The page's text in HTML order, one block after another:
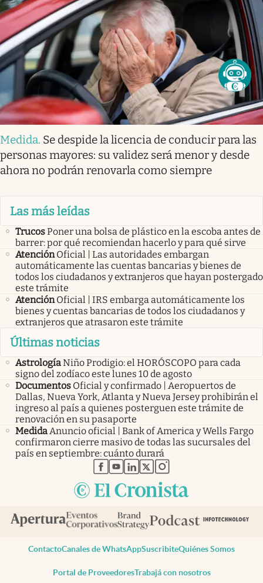
Medida. Se despide la licencia de conducir para las
personas mayores: su validez será menor y desde
ahora no podrán renovarla como siempre
Las más leídas
TrucosPoner una bolsa de plástico en la escoba antes de
barrer: por qué recomiendan hacerlo y para qué sirve
Atención Oficial | Las autoridades embargan
automáticamente las cuentas bancarias y bienes de
todos los ciudadanos y extranjeros que hayan postergado
este trámite
Atención Oficial | IRS embarga automáticamente los
bienes y cuentas bancarias de todos los ciudadanos y
extranjeros que atrasaron este trámite
Últimas noticias
AstrologíaNiño Prodigio: el HORÓSCOPO para cada
signo del zodíaco este lunes 10 de agosto
Documentos Oficial y confirmado | Aeropuertos de
Dallas, Nueva York, Atlanta y Nueva Jersey prohibirán el
ingreso al país a quienes posterguen este trámite de
renovación en su pasaporte
MedidaAnuncio oficial | Bank of America y Wells Fargo
confirmaron cierre masivo de todas las sucursales del
país en septiembre: cuánto durará
abre en nueva pestaña
abre en nueva pestaña
abre en nueva pestaña
abre en nueva pestaña
abre en nueva pestaña
ContactoCanales de WhatsAppSuscribiteQuiénes Somos
Portal de ProveedoresTrabajá con nosotros